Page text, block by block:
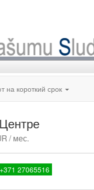
на короткий срок
/ мес.
+371 27065516